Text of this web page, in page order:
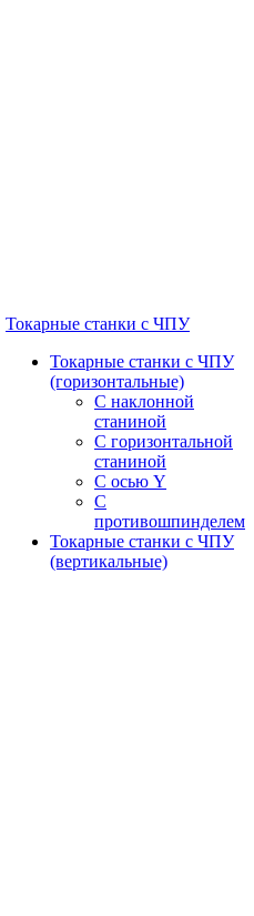
Токарные станки с ЧПУ
Токарные станки с ЧПУ
(горизонтальные)
С наклонной
станиной
С горизонтальной
станиной
С осью Y
С
противошпинделем
Токарные станки с ЧПУ
(вертикальные)